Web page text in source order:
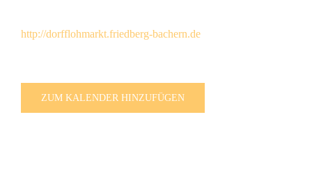
http://dorfflohmarkt.friedberg-bachern.de
ZUM KALENDER HINZUFÜGEN